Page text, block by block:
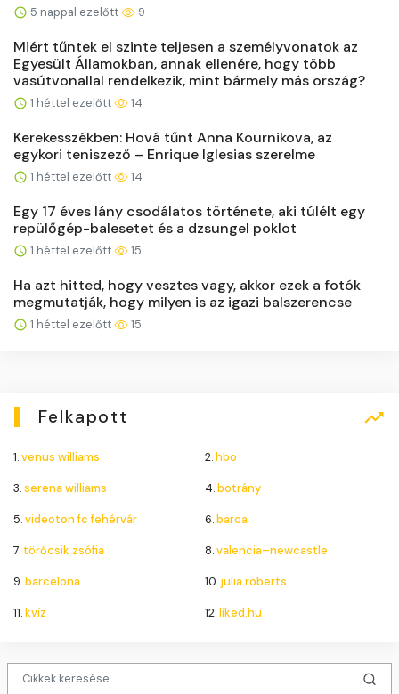
5 nappal ezelőtt 9
Miért tűntek el szinte teljesen a személyvonatok az
Egyesült Államokban, annak ellenére, hogy több
vasútvonallal rendelkezik, mint bármely más ország?
1 héttel ezelőtt 14
Kerekesszékben: Hová tűnt Anna Kournikova, az
egykori teniszező – Enrique Iglesias szerelme
1 héttel ezelőtt 14
Egy 17 éves lány csodálatos története, aki túlélt egy
repülőgép-balesetet és a dzsungel poklot
1 héttel ezelőtt 15
Ha azt hitted, hogy vesztes vagy, akkor ezek a fotók
megmutatják, hogy milyen is az igazi balszerencse
1 héttel ezelőtt 15
Felkapott
1.venus williams 2.hbo
3.serena williams 4.botrány
5.videoton fc fehérvár 6.barca
7. törőcsik zsófia 8.valencia–newcastle
9.barcelona 10. julia roberts
11.kvíz 12.liked.hu